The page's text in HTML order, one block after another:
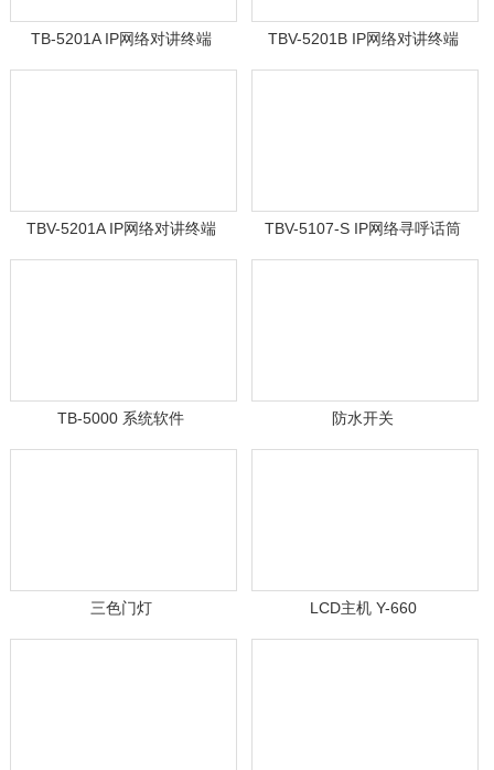
TB-5201A IP网络对讲终端 TBV-5201B IP网络对讲终端
TBV-5201A IP网络对讲终端 TBV-5107-S IP网络寻呼话筒
TB-5000 系统软件 防水开关
三色门灯 LCD主机 Y-660